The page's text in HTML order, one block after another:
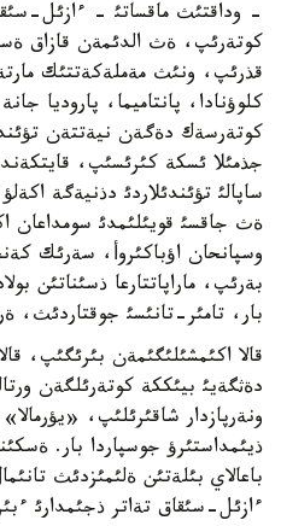
- وداقتئث ماقساتئ - ءازئل-
كوتةرئپ، ةث الدئمةن قازاق
قذرئپ، ونئث مةملةكةتتئك
كلوؤنادا، پانتاميما، پاروديا
كوتةرسةك دةگةن نيةتتةن
جذمئلا ئسكة كئرئسئپ،
ساپالئ تؤئندئلاردئ دذنيةگة
ةث جاقسئ قويئلئمدئ سومداعان
وسپانحان اؤباكئروأ، سةرئك
بةرئپ، ماراپاتتارعا ذسئناتئن
بار، تامئر-تانئسئ جوقتاردئث،
قالا اكئمشئلئگئمةن بئرئگئپ،
دةثگةيئ بيئككة كوتةرئلگةن
ونةرپازدار شاقئرئلئپ،
ذيئمداستئرؤ جوسپاردا بار.
باعالاي بئلةتئن ةلئمئزدئث
ءازئل-سئقاق تةاتر ذجئمدارئ